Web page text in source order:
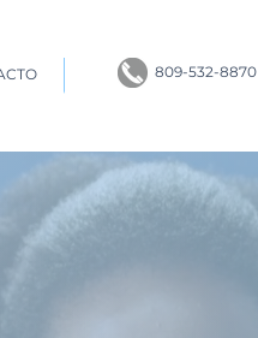
809-532-8870